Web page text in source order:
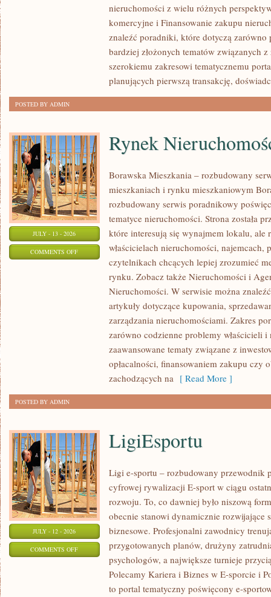
PIERWSZEJ
NIERUCHOMOŚCI
nieruchomości z wielu różnych
komercyjne i Finansowanie zakupu
znaleźć poradniki, które dotyczą
bardziej złożonych tematów związanych
szerokiemu zakresowi tematycznemu
planujących pierwszą transakcję,
POSTED BY ADMIN
JULY - 13 - 2026
COMMENTS OFFON
NIERUCHOMOŚCI
Rynek
Borawska Mieszkania – rozbudowany
mieszkaniach i rynku mieszkaniowym
rozbudowany serwis poradnikowy
tematyce nieruchomości. Strona została
które interesują się wynajmem lokalu, ale
właścicielach nieruchomości, najemcach,
czytelnikach chcących lepiej zrozumieć
rynku. Zobacz także Nieruchomości i
Nieruchomości. W serwisie można
artykuły dotyczące kupowania,
zarządzania nieruchomościami. Zakres
zarówno codzienne problemy właścicieli
zaawansowane tematy związane z
opłacalności, finansowaniem zakupu czy
zachodzących na [ Read More ]
POSTED BY ADMIN
JULY - 12 - 2026
COMMENTS OFFON
LIGIESPORTU
LigiEsportu
Ligi e-sportu – rozbudowany przewodnik
cyfrowej rywalizacji E-sport w ciągu
rozwoju. To, co dawniej było niszową
obecnie stanowi dynamicznie rozwijające
biznesowe. Profesjonalni zawodnicy
przygotowanych planów, drużyny
psychologów, a największe turnieje
Polecamy Kariera i Biznes w E-sporcie i
to portal tematyczny poświęcony e-